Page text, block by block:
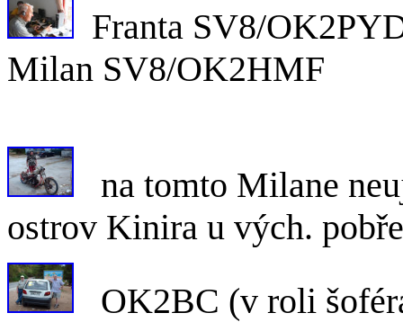
Franta
Milan SV8/OK2HMF
na tomto
ostrov Kinira u vých.
OK2BC (v roli